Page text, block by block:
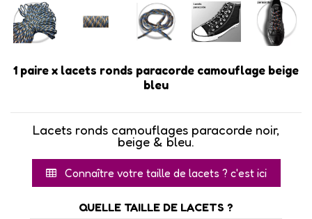
1 paire x lacets ronds paracorde camouflage beige
bleu
Lacets ronds camouflages paracorde noir,
beige & bleu.
Connaître votre taille de lacets ? c'est ici
QUELLE TAILLE DE LACETS ?